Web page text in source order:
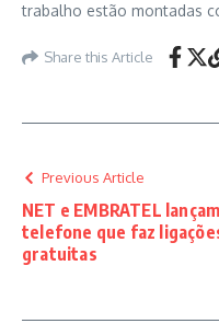
trabalho estão montadas
Share this Article
Previous Article
NET e EMBRATEL
telefone que faz
gratuitas